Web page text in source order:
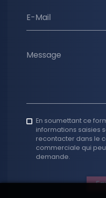
E-Mail
Message
En soumettant ce
informations saisies
recontacter dans le
commerciale qui
demande.